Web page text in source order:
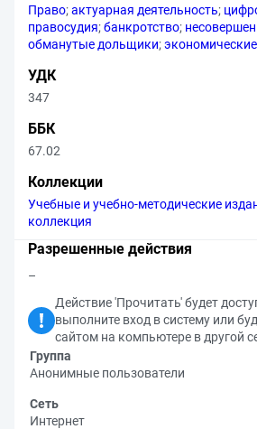
Право;актуарная деятельность;
правосудия;банкротство;
обманутые дольщики;
УДК
347
ББК
67.02
Коллекции
Учебные и учебно-методические
коллекция
Разрешенные действия
–
Действие 'Прочитать' будет
выполните вход в систему или
сайтом на компьютере в другой
Группа
Анонимные пользователи
Сеть
Интернет